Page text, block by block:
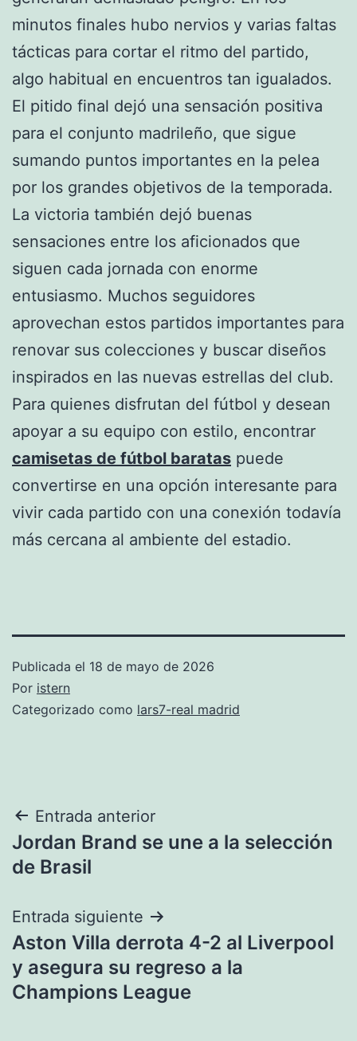
minutos finales hubo nervios y varias faltas
tácticas para cortar el ritmo del partido,
algo habitual en encuentros tan igualados.
El pitido final dejó una sensación positiva
para el conjunto madrileño, que sigue
sumando puntos importantes en la pelea
por los grandes objetivos de la temporada.
La victoria también dejó buenas
sensaciones entre los aficionados que
siguen cada jornada con enorme
entusiasmo. Muchos seguidores
aprovechan estos partidos importantes para
renovar sus colecciones y buscar diseños
inspirados en las nuevas estrellas del club.
Para quienes disfrutan del fútbol y desean
apoyar a su equipo con estilo, encontrar
camisetas de fútbol baratas puede
convertirse en una opción interesante para
vivir cada partido con una conexión todavía
más cercana al ambiente del estadio.
Publicada el 18 de mayo de 2026
Por istern
Categorizado como lars7-real madrid
Navegación
de
Entrada anterior
Jordan Brand se une a la selección
de Brasil
Entrada siguiente
Aston Villa derrota 4-2 al Liverpool
y asegura su regreso a la
Champions League